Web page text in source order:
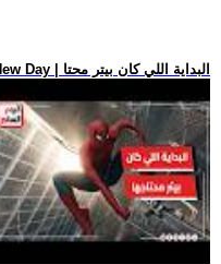
.. فيلم Spider-Man: Brand New Day | البداية اللي كان بيتر محتا